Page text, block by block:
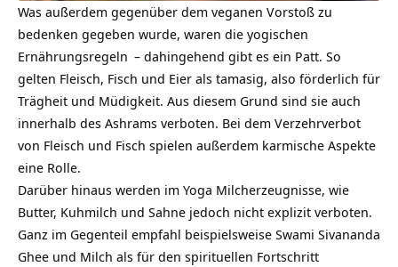
Was außerdem gegenüber dem veganen Vorstoß zu
bedenken gegeben wurde, waren die yogischen
Ernährungsregeln – dahingehend gibt es ein Patt. So
gelten Fleisch, Fisch und Eier als tamasig, also förderlich für
Trägheit und Müdigkeit. Aus diesem Grund sind sie auch
innerhalb des Ashrams verboten. Bei dem Verzehrverbot
von Fleisch und Fisch spielen außerdem karmische Aspekte
eine Rolle.
Darüber hinaus werden im Yoga Milcherzeugnisse, wie
Butter, Kuhmilch und Sahne jedoch nicht explizit verboten.
Ganz im Gegenteil empfahl beispielsweise Swami Sivananda
Ghee und Milch als für den spirituellen Fortschritt